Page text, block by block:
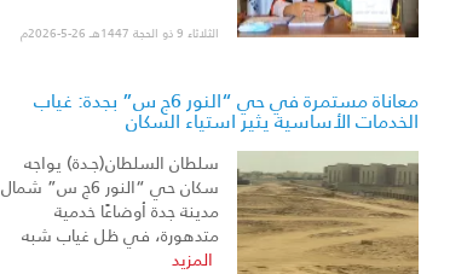
الثلاثاء 9 ذو الحجة 1447هـ 26-5-2026م
معاناة مستمرة في حي “النور 6ج س” بجدة: غياب
الخدمات الأساسية يثير استياء السكان
سلطان السلطان(جـدة) يواجه
سكان حي “النور 6ج س” شمال
مدينة جدة أوضاعًا خدمية
متدهورة، في ظل غياب شبه
المزيد